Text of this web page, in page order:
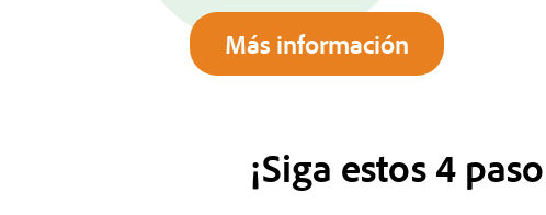
Más información
¡Siga estos 4